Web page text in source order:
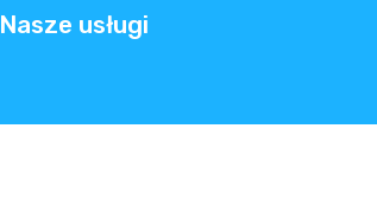
Nasze usługi